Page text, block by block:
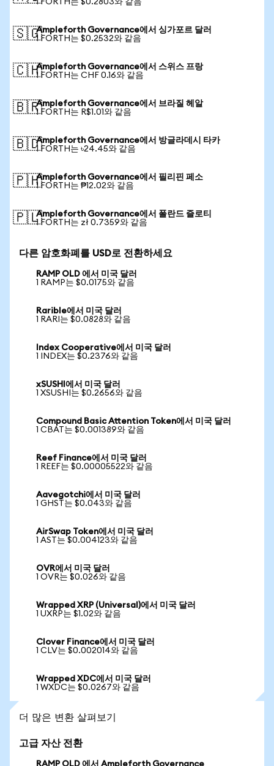
1 FORTH는 $0.2803와 같음
🇸🇬Ampleforth Governance에서 싱가포르 달러
1 FORTH는 $0.2532와 같음
🇨🇭Ampleforth Governance에서 스위스 프랑
1 FORTH는 CHF 0.16와 같음
🇧🇷Ampleforth Governance에서 브라질 헤알
1 FORTH는 R$1.01와 같음
🇧🇩Ampleforth Governance에서 방글라데시 타카
1 FORTH는 ৳24.45와 같음
🇵🇭Ampleforth Governance에서 필리핀 페소
1 FORTH는 ₱12.02와 같음
🇵🇱Ampleforth Governance에서 폴란드 즐로티
1 FORTH는 zł 0.7359와 같음
다른 암호화폐를 USD로 전환하세요
RAMP OLD 에서 미국 달러
1 RAMP는 $0.0175와 같음
Rarible에서 미국 달러
1 RARI는 $0.0828와 같음
Index Cooperative에서 미국 달러
1 INDEX는 $0.2376와 같음
xSUSHI에서 미국 달러
1 XSUSHI는 $0.2656와 같음
Compound Basic Attention Token에서 미국 달러
1 CBAT는 $0.001389와 같음
Reef Finance에서 미국 달러
1 REEF는 $0.00005522와 같음
Aavegotchi에서 미국 달러
1 GHST는 $0.043와 같음
AirSwap Token에서 미국 달러
1 AST는 $0.004123와 같음
OVR에서 미국 달러
1 OVR는 $0.026와 같음
Wrapped XRP (Universal)에서 미국 달러
1 UXRP는 $1.02와 같음
Clover Finance에서 미국 달러
1 CLV는 $0.002014와 같음
Wrapped XDC에서 미국 달러
1 WXDC는 $0.0267와 같음
더 많은 변환 살펴보기
고급 자산 전환
RAMP OLD 에서 Ampleforth Governance